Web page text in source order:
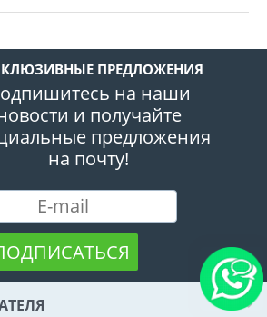
ПРЕДЛОЖЕНИЯ
на наши
и получайте
предложения
на почту!